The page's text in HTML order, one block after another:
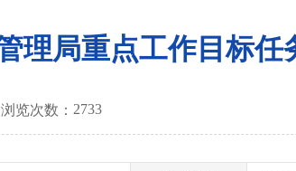
理局重点工作目标
浏览次数： 2733